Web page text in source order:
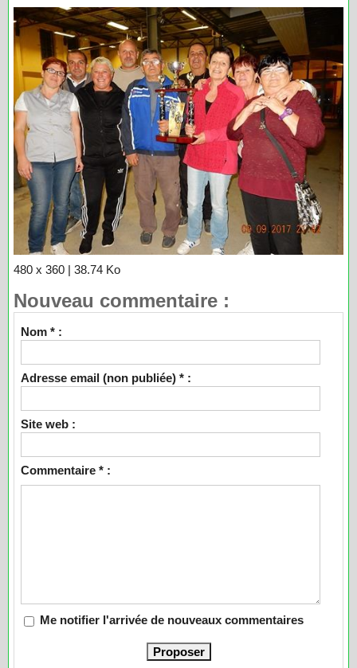
480 x 360 | 38.74 Ko
Nouveau commentaire :
Nom * :
Adresse email (non publiée) * :
Site web :
Commentaire * :
Me notifier l'arrivée de nouveaux commentaires